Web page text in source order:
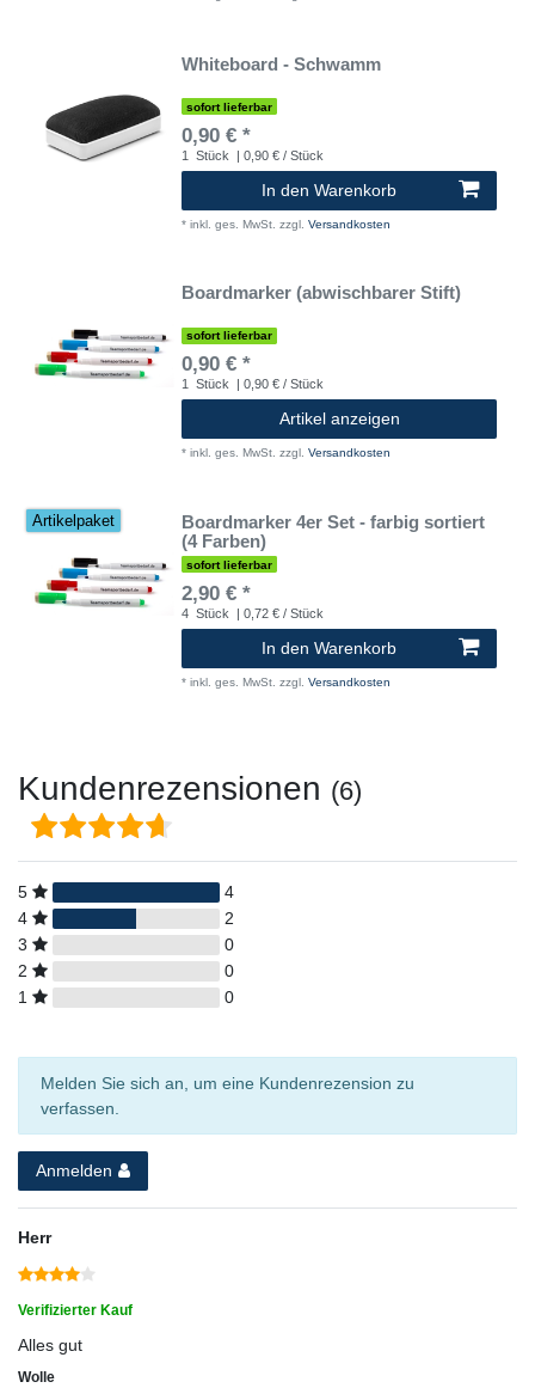
Whiteboard - Schwamm
sofort lieferbar
0,90 € *
1 Stück | 0,90 € / Stück
In den Warenkorb
* inkl. ges. MwSt. zzgl. Versandkosten
Boardmarker (abwischbarer Stift)
sofort lieferbar
0,90 € *
1 Stück | 0,90 € / Stück
Artikel anzeigen
* inkl. ges. MwSt. zzgl. Versandkosten
Artikelpaket
Boardmarker 4er Set - farbig sortiert
(4 Farben)
sofort lieferbar
2,90 € *
4 Stück | 0,72 € / Stück
In den Warenkorb
* inkl. ges. MwSt. zzgl. Versandkosten
Kundenrezensionen (6)
5
4
4
2
3
0
2
0
1
0
Melden Sie sich an, um eine Kundenrezension zu
verfassen.
Anmelden
Herr
Verifizierter Kauf
Alles gut
Wolle